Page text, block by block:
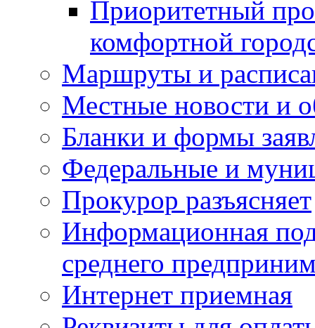
Приоритетный
комфортной
Маршруты и
Местные новости и
Бланки и формы
Федеральные и
Прокурор разъясняет
Информационная
среднего
Интернет приемная